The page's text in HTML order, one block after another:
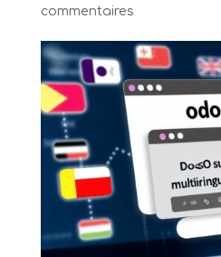
commentaires